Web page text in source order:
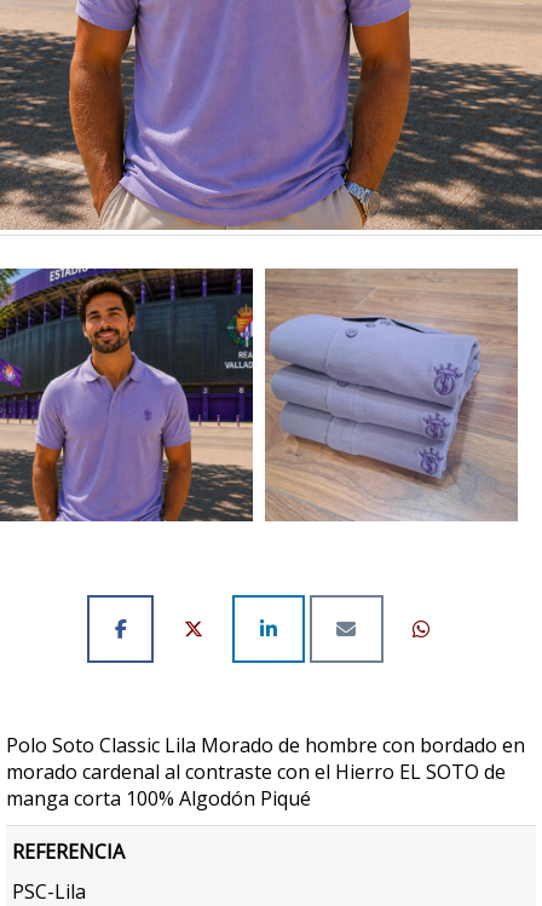
Polo Soto Classic Lila Morado de hombre con bordado en
morado cardenal al contraste con el Hierro EL SOTO de
manga corta 100% Algodón Piqué
REFERENCIA
PSC-Lila